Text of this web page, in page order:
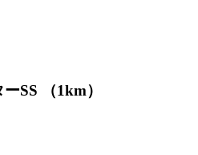
SS （1km）